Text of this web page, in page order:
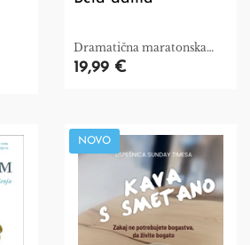
Dramatična maratonska
polovička
19,99 €
NOVO